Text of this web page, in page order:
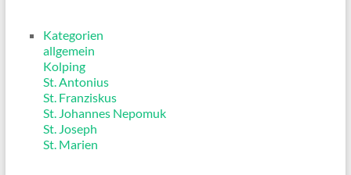
Kategorien
allgemein
Kolping
St. Antonius
St. Franziskus
St. Johannes Nepomuk
St. Joseph
St. Marien